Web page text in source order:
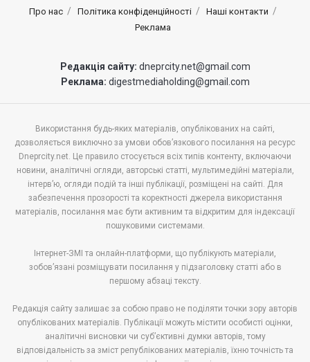
Політика конфіденційності
Редакція сайту:dneprcity.net@gmail.com
Використання будь-яких матеріалів, опублікованих на сайті,
дозволяється виключно за умови обов’язкового посилання на ресурс
Dneprcity.net. Це правило стосується всіх типів контенту, включаючи
новини, аналітичні огляди, авторські статті, мультимедійні матеріали,
інтерв’ю, огляди подій та інші публікації, розміщені на сайті. Для
забезпечення прозорості та коректності джерела використання
матеріалів, посилання має бути активним та відкритим для індексації
Інтернет-ЗМІ та онлайн-платформи, що публікують матеріали,
зобов’язані розміщувати посилання у підзаголовку статті або в
Редакція сайту залишає за собою право не поділяти точки зору авторів
опублікованих матеріалів. Публікації можуть містити особисті оцінки,
аналітичні висновки чи суб’єктивні думки авторів, тому